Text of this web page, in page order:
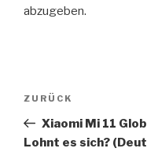
abzugeben.
Vorheriger
Beitrag
ZURÜCK
Xiaomi Mi 11
Lohnt es sich?